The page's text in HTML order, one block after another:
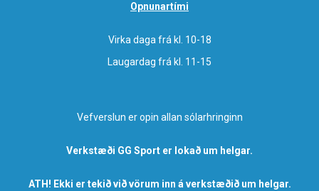
Opnunartími
Virka daga frá kl. 10-18
Laugardag frá kl. 11-15
Vefverslun er opin allan sólarhringinn
Verkstæði GG Sport er lokað um helgar.
ATH! Ekki er tekið við vörum inn á verkstæðið um helgar.